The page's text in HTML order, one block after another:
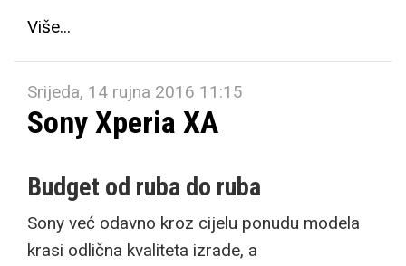
Više...
Srijeda, 14 rujna 2016 11:15
Sony Xperia XA
Budget od ruba do ruba
Sony već odavno kroz cijelu ponudu modela
krasi odlična kvaliteta izrade, a